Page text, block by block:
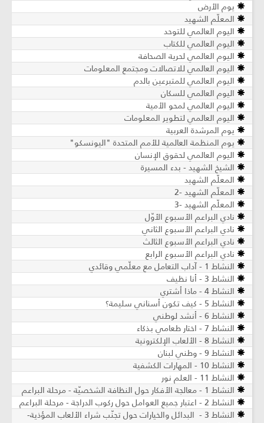
يوم الأرض
المعلّم الشهيد
اليوم العالمي للتوحد
اليوم العالمي للكتاب
اليوم العالمي لحرية الصحافة
اليوم العالمي للاتصالات ومجتمع المعلومات
اليوم العالمي للمتبرعين بالدم
اليوم العالمي للسكان
اليوم العالمي لمحو الأمية
اليوم العالمي لتطوير المعلومات
يوم المرشدة العربية
يوم المنظمة العالمية للأمم المتحدة "اليونسكو"
اليوم العالمي لحقوق الإنسان
الشيخ الشهيد - بدء المسيرة
المعلّم الشهيد
المعلّم الشهيد -2
المعلّم الشهيد -3
نادي البراعم الأسبوع الأوّل
نادي البراعم الأسبوع الثاني
نادي البراعم الأسبوع الثالث
نادي البراعم الأسبوع الرابع
النشاط 1 - آداب التعامل مع معلّمي وقائدي
النشاط 3 - أنا نظيف
النشاط 4 - ماذا أشتري
النشاط 5 - كيف تكون أسناني سليمة؟
النشاط 6 - أنشد لوطني
النشاط 7 - اختار طعامي بذكاء
النشاط 8 - الألعاب الإلكترونية
النشاط 9 - وطني لبنان
النشاط 10 - المهارات الكشفية
النشاط 11 - العلم نور
النشاط 1 - معالجة الأفكار حول النظافة الشخصيّة - مرحلة البراعم
النشاط 2 - اعتبار جميع العوامل حول ركوب الدراجة - مرحلة البراعم
النشاط 3 - البدائل والخيارات حول تجنّب شراء الألعاب المؤذية-